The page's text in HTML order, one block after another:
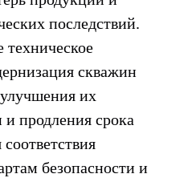
последствий.
техническое
скважин
их
и продления срока
безопасности и